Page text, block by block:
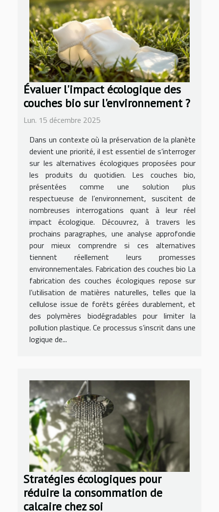
Évaluer l'impact écologique des
couches bio sur l'environnement ?
Lun. 15 décembre 2025
Dans un contexte où la préservation de la planète
devient une priorité, il est essentiel de s’interroger
sur les alternatives écologiques proposées pour
les produits du quotidien. Les couches bio,
présentées comme une solution plus
respectueuse de l’environnement, suscitent de
nombreuses interrogations quant à leur réel
impact écologique. Découvrez, à travers les
prochains paragraphes, une analyse approfondie
pour mieux comprendre si ces alternatives
tiennent réellement leurs promesses
environnementales. Fabrication des couches bio La
fabrication des couches écologiques repose sur
l’utilisation de matières naturelles, telles que la
cellulose issue de forêts gérées durablement, et
des polymères biodégradables pour limiter la
pollution plastique. Ce processus s’inscrit dans une
logique de...
Stratégies écologiques pour
réduire la consommation de
calcaire chez soi